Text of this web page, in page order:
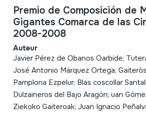
Premio de Composición de
Gigantes Comarca de las
2008-2008
Auteur
Javier Pérez de Obanos Oarbide;
José Antonio Márquez Ortega;
Pamplona Ezpelur; Blas coscollar
Dulzaineros del Bajo Aragón; uan
Ziekoko Gaiteroak; Juan Ignacio